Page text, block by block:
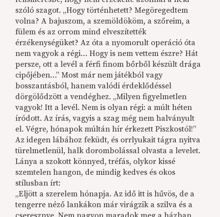
szóló szagot. „Hogy történhetett? Megöregedtem
volna? A bajuszom, a szemöldököm, a szőreim, a
fülem és az orrom mind elveszítették
érzékenységüket? Az óta a nyomorult operáció óta
nem vagyok a régi… Hogy is nem vettem észre? Hát
persze, ott a levél a férfi finom bőrből készült drága
cipőjében…” Most már nem játékból vagy
bosszantásból, hanem valódi érdeklődéssel
dörgölődzött a vendéghez. „Milyen figyelmetlen
vagyok! Itt a levél. Nem is olyan régi: a múlt héten
íródott. Az írás, vagyis a szag még nem halványult
el. Végre, hónapok múltán hír érkezett Piszkostól!”
Az idegen lábához feküdt, és orrlyukait tágra nyitva
türelmetlenül, halk dorombolással olvasta a levelet.
Lánya a szokott könnyed, tréfás, olykor kissé
szemtelen hangon, de mindig kedves és okos
stílusban írt:
„Eljött a szerelem hónapja. Az idő itt is hűvös, de a
tengerre néző lankákon már virágzik a szilva és a